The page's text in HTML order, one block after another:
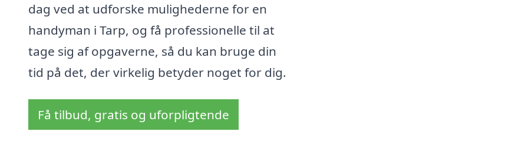
dag ved at udforske mulighederne for en
handyman i Tarp, og få professionelle til at
tage sig af opgaverne, så du kan bruge din
tid på det, der virkelig betyder noget for dig.
Få tilbud, gratis og uforpligtende